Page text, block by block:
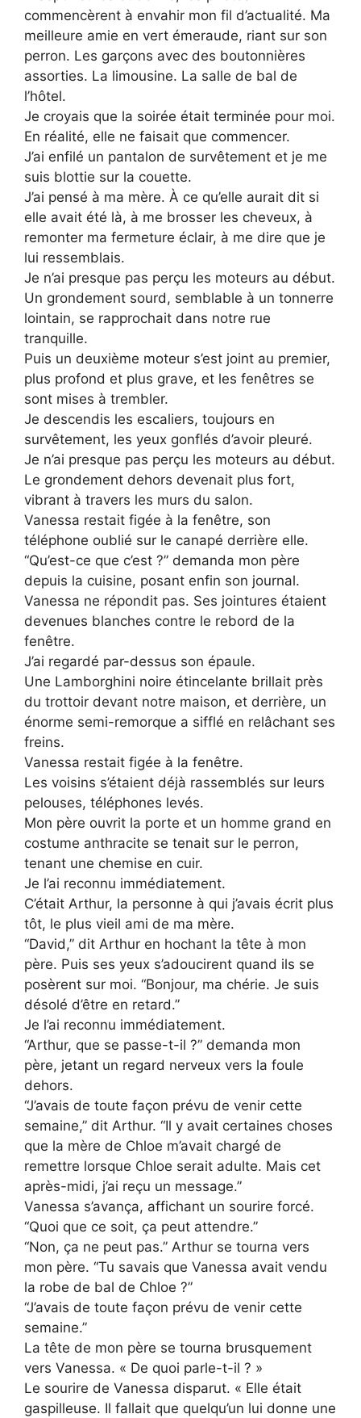
commencèrent à envahir mon fil d’actualité. Ma
meilleure amie en vert émeraude, riant sur son
perron. Les garçons avec des boutonnières
assorties. La limousine. La salle de bal de
l’hôtel.
Je croyais que la soirée était terminée pour moi.
En réalité, elle ne faisait que commencer.
J’ai enfilé un pantalon de survêtement et je me
suis blottie sur la couette.
J’ai pensé à ma mère. À ce qu’elle aurait dit si
elle avait été là, à me brosser les cheveux, à
remonter ma fermeture éclair, à me dire que je
lui ressemblais.
Je n’ai presque pas perçu les moteurs au début.
Un grondement sourd, semblable à un tonnerre
lointain, se rapprochait dans notre rue
tranquille.
Puis un deuxième moteur s’est joint au premier,
plus profond et plus grave, et les fenêtres se
sont mises à trembler.
Je descendis les escaliers, toujours en
survêtement, les yeux gonflés d’avoir pleuré.
Je n’ai presque pas perçu les moteurs au début.
Le grondement dehors devenait plus fort,
vibrant à travers les murs du salon.
Vanessa restait figée à la fenêtre, son
téléphone oublié sur le canapé derrière elle.
“Qu’est-ce que c’est ?” demanda mon père
depuis la cuisine, posant enfin son journal.
Vanessa ne répondit pas. Ses jointures étaient
devenues blanches contre le rebord de la
fenêtre.
J’ai regardé par-dessus son épaule.
Une Lamborghini noire étincelante brillait près
du trottoir devant notre maison, et derrière, un
énorme semi-remorque a sifflé en relâchant ses
freins.
Vanessa restait figée à la fenêtre.
Les voisins s’étaient déjà rassemblés sur leurs
pelouses, téléphones levés.
Mon père ouvrit la porte et un homme grand en
costume anthracite se tenait sur le perron,
tenant une chemise en cuir.
Je l’ai reconnu immédiatement.
C’était Arthur, la personne à qui j’avais écrit plus
tôt, le plus vieil ami de ma mère.
“David,” dit Arthur en hochant la tête à mon
père. Puis ses yeux s’adoucirent quand ils se
posèrent sur moi. “Bonjour, ma chérie. Je suis
désolé d’être en retard.”
Je l’ai reconnu immédiatement.
“Arthur, que se passe-t-il ?” demanda mon
père, jetant un regard nerveux vers la foule
dehors.
“J’avais de toute façon prévu de venir cette
semaine,” dit Arthur. “Il y avait certaines choses
que la mère de Chloe m’avait chargé de
remettre lorsque Chloe serait adulte. Mais cet
après-midi, j’ai reçu un message.”
Vanessa s’avança, affichant un sourire forcé.
“Quoi que ce soit, ça peut attendre.”
“Non, ça ne peut pas.” Arthur se tourna vers
mon père. “Tu savais que Vanessa avait vendu
la robe de bal de Chloe ?”
“J’avais de toute façon prévu de venir cette
semaine.”
La tête de mon père se tourna brusquement
vers Vanessa. « De quoi parle-t-il ? »
Le sourire de Vanessa disparut. « Elle était
gaspilleuse. Il fallait que quelqu’un lui donne une